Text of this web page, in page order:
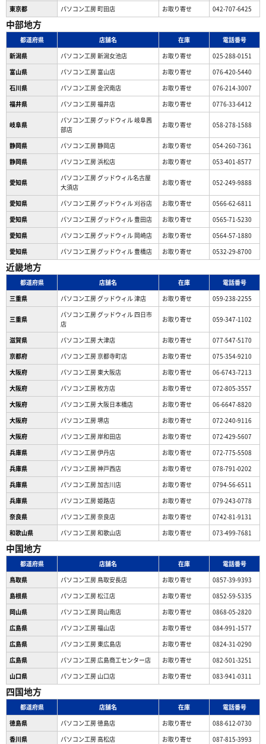
東京都
パソコン工房 町田店 お取り寄せ 042-707-6425
中部地方
都道府県 店舗名 在庫
電話番号
新潟県
パソコン工房 新潟女池店 お取り寄せ
025-288-0151
富山県
パソコン工房 富山店 お取り寄せ
076-420-5440
石川県
パソコン工房 金沢南店 お取り寄せ
076-214-3007
福井県
パソコン工房 福井店 お取り寄せ 0776-33-6412
岐阜県
パソコン工房 グッドウィル 岐阜茜
部店
お取り寄せ 058-278-1588
静岡県 パソコン工房 静岡店 お取り寄せ
054-260-7361
静岡県
パソコン工房 浜松店 お取り寄せ 053-401-8577
愛知県
パソコン工房 グッドウィル名古屋
大須店
お取り寄せ 052-249-9888
愛知県 パソコン工房 グッドウィル 刈谷店 お取り寄せ
0566-62-6811
愛知県
パソコン工房 グッドウィル 豊田店 お取り寄せ
0565-71-5230
愛知県
パソコン工房 グッドウィル 岡崎店 お取り寄せ
0564-57-1880
愛知県
パソコン工房 グッドウィル 豊橋店 お取り寄せ 0532-29-8700
近畿地方
都道府県 店舗名 在庫
電話番号
三重県
パソコン工房 グッドウィル 津店 お取り寄せ 059-238-2255
三重県
パソコン工房 グッドウィル 四日市
店
お取り寄せ 059-347-1102
滋賀県 パソコン工房 大津店 お取り寄せ
077-547-5170
京都府
パソコン工房 京都寺町店 お取り寄せ
075-354-9210
大阪府
パソコン工房 東大阪店 お取り寄せ
06-6743-7213
大阪府
パソコン工房 枚方店 お取り寄せ
072-805-3557
大阪府
パソコン工房 大阪日本橋店 お取り寄せ
06-6647-8820
大阪府
パソコン工房 堺店 お取り寄せ
072-240-9116
大阪府
パソコン工房 岸和田店 お取り寄せ
072-429-5607
兵庫県
パソコン工房 伊丹店 お取り寄せ
072-775-5508
兵庫県
パソコン工房 神戸西店 お取り寄せ
078-791-0202
兵庫県
パソコン工房 加古川店 お取り寄せ
0794-56-6511
兵庫県
パソコン工房 姫路店 お取り寄せ
079-243-0778
奈良県
パソコン工房 奈良店 お取り寄せ
0742-81-9131
和歌山県
パソコン工房 和歌山店 お取り寄せ 073-499-7681
中国地方
都道府県 店舗名 在庫
電話番号
鳥取県
パソコン工房 鳥取安長店 お取り寄せ
0857-39-9393
島根県
パソコン工房 松江店 お取り寄せ
0852-59-5335
岡山県
パソコン工房 岡山南店 お取り寄せ
0868-05-2820
広島県
パソコン工房 福山店 お取り寄せ
084-991-1577
広島県
パソコン工房 東広島店 お取り寄せ
0824-31-0290
広島県
パソコン工房 広島商工センター店 お取り寄せ
082-501-3251
山口県
パソコン工房 山口店 お取り寄せ 083-941-0311
四国地方
都道府県 店舗名 在庫
電話番号
徳島県
パソコン工房 徳島店 お取り寄せ
088-612-0730
香川県
パソコン工房 高松店 お取り寄せ 087-815-3993